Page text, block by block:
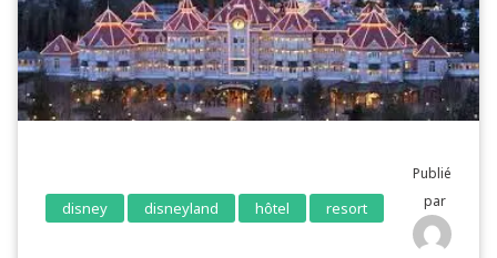
disney disneyland hôtel resort
Publié
par